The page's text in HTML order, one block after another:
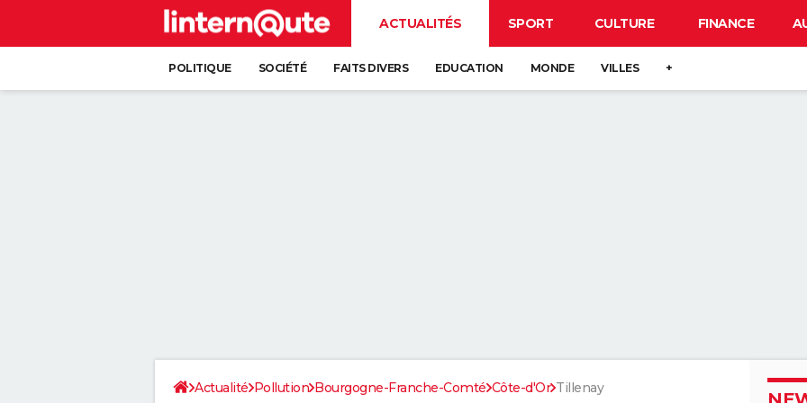
ACTUALITÉS SPORT CULTURE FINANCE
POLITIQUE SOCIÉTÉ FAITS DIVERS EDUCATION MONDE VILLES +
Actualité Pollution Bourgogne-Franche-Comté Côte-d'Or Tillenay